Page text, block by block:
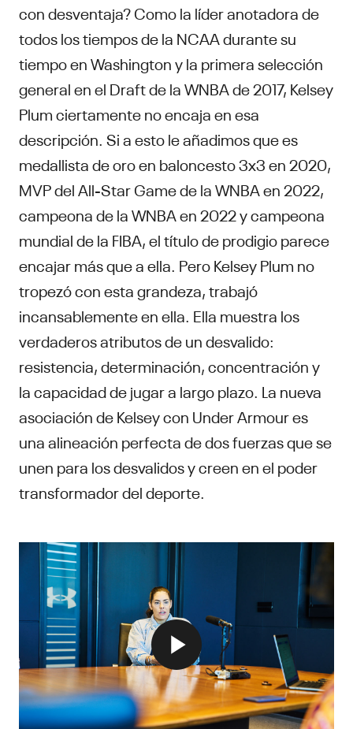
con desventaja? Como la líder anotadora de
todos los tiempos de la NCAA durante su
tiempo en Washington y la primera selección
general en el Draft de la WNBA de 2017, Kelsey
Plum ciertamente no encaja en esa
descripción. Si a esto le añadimos que es
medallista de oro en baloncesto 3x3 en 2020,
MVP del All-Star Game de la WNBA en 2022,
campeona de la WNBA en 2022 y campeona
mundial de la FIBA, el título de prodigio parece
encajar más que a ella. Pero Kelsey Plum no
tropezó con esta grandeza, trabajó
incansablemente en ella. Ella muestra los
verdaderos atributos de un desvalido:
resistencia, determinación, concentración y
la capacidad de jugar a largo plazo. La nueva
asociación de Kelsey con Under Armour es
una alineación perfecta de dos fuerzas que se
unen para los desvalidos y creen en el poder
transformador del deporte.